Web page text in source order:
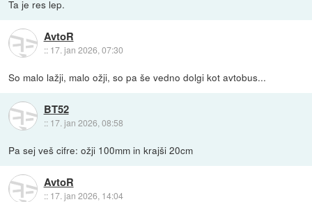
Ta je res lep.
AvtoR
:: 17. jan 2026, 07:30
So malo lažji, malo ožji, so pa še vedno dolgi kot avtobus...
BT52
:: 17. jan 2026, 08:58
Pa sej veš cifre: ožji 100mm in krajši 20cm
AvtoR
:: 17. jan 2026, 14:04